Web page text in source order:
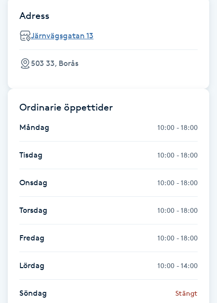
Gellack
Gellack med förstärkning
Gravidyoga
Gruppträning
Gua Sha-massage
Hatha Yoga
Headspa
Healing
Herrklippning
Adress
Järnvägsgatan 13
503 33, Borås
Ordinarie öppettider
Måndag 10:00 - 18:00
Tisdag 10:00 - 18:00
Onsdag 10:00 - 18:00
Torsdag 10:00 - 18:00
Fredag 10:00 - 18:00
Lördag 10:00 - 14:00
Söndag Stängt